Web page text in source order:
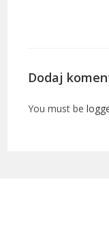
Dodaj
You must be